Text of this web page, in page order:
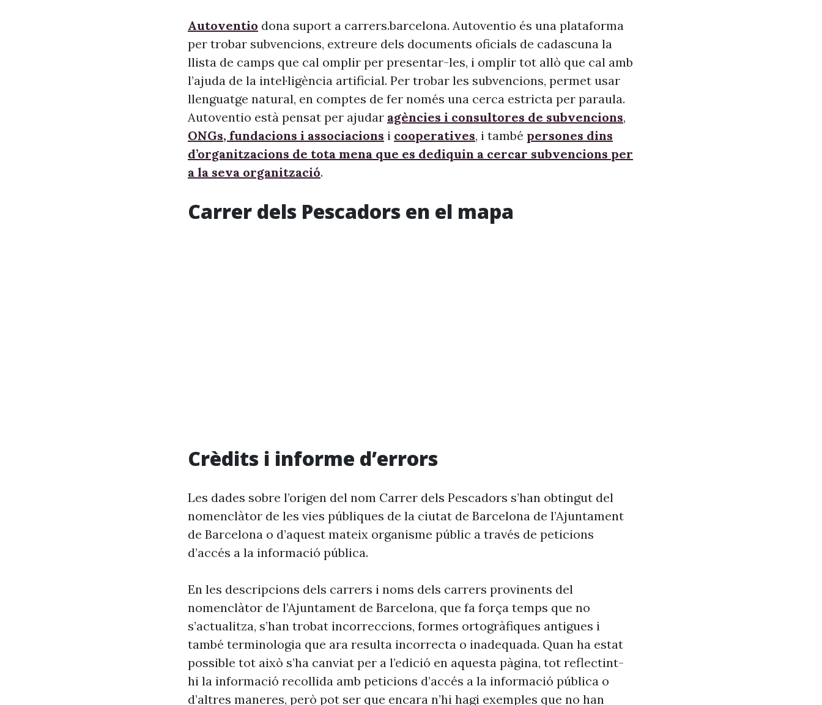
Autoventio dona suport a carrers.barcelona. Autoventio és una plataforma
per trobar subvencions, extreure dels documents oficials de cadascuna la
llista de camps que cal omplir per presentar-les, i omplir tot allò que cal amb
l’ajuda de la intel·ligència artificial. Per trobar les subvencions, permet usar
llenguatge natural, en comptes de fer només una cerca estricta per paraula.
Autoventio està pensat per ajudar agències i consultores de subvencions,
ONGs, fundacions i associacions i cooperatives, i també persones dins
d’organitzacions de tota mena que es dediquin a cercar subvencions per
a la seva organització.
Carrer dels Pescadors en el mapa
Crèdits i informe d’errors
Les dades sobre l’origen del nom Carrer dels Pescadors s’han obtingut del
nomenclàtor de les vies públiques de la ciutat de Barcelona de l’Ajuntament
de Barcelona o d’aquest mateix organisme públic a través de peticions
d’accés a la informació pública.
En les descripcions dels carrers i noms dels carrers provinents del
nomenclàtor de l’Ajuntament de Barcelona, que fa força temps que no
s’actualitza, s’han trobat incorreccions, formes ortogràfiques antigues i
també terminologia que ara resulta incorrecta o inadequada. Quan ha estat
possible tot això s’ha canviat per a l’edició en aquesta pàgina, tot reflectint-
hi la informació recollida amb peticions d’accés a la informació pública o
d’altres maneres, però pot ser que encara n’hi hagi exemples que no han